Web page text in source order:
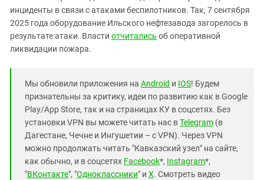
инциденты в связи с атаками беспилотников. Так, 7 сентября
2025 года оборудование Ильского нефтезавода загорелось в
результате атаки. Власти отчитались об оперативной
ликвидации пожара.
Мы обновили приложения на Android и IOS! Будем
признательны за критику, идеи по развитию как в Google
Play/App Store, так и на страницах КУ в соцсетях. Без
установки VPN вы можете читать нас вTelegram (в
Дагестане, Чечне и Ингушетии – с VPN). Через VPN
можно продолжать читать "Кавказский узел" на сайте,
как обычно, и в соцсетях Facebook*, Instagram*,
"ВКонтакте", "Одноклассники" и X. Смотреть видео